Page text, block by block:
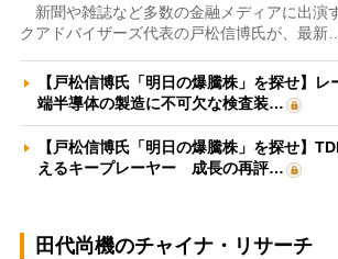
新聞や雑誌など多数の金融メディアに出演
クアドバイザーズ代表の戸松信博氏が、最新…
【戸松信博氏「明日の爆騰株」を探せ】
端半導体の製造に不可欠な検査装…
【戸松信博氏「明日の爆騰株」を探せ】
えるキープレーヤー 成長の再評…
田代尚機のチャイナ・リサーチ